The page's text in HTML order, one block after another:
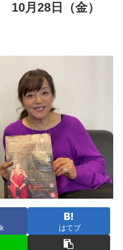
月28日（金）
はてブ